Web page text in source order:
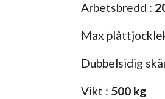
Arbetsbredd :
Max
Dubbelsidig
Vikt : 500 kg